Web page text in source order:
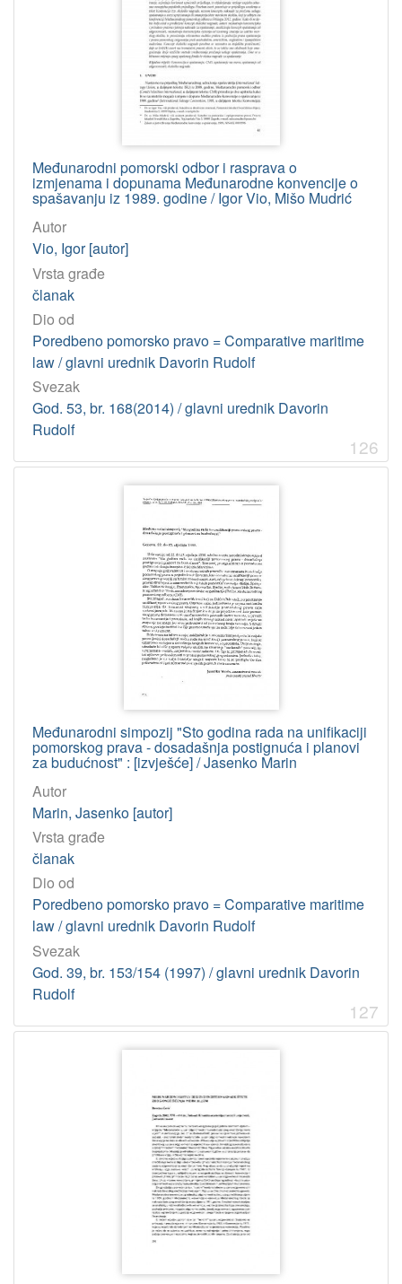
2012
2014
2008
2013
2015
Licencije
Međunarodni pomorski odbor i rasprava o
izmjenama i dopunama Međunarodne konvencije o
spašavanju iz 1989. godine / Igor Vio, Mišo Mudrić
Autor
Vio, Igor [autor]
Vrsta građe
članak
Dio od
Poredbeno pomorsko pravo = Comparative maritime
law / glavni urednik Davorin Rudolf
Svezak
God. 53, br. 168(2014) / glavni urednik Davorin
Rudolf
126
Međunarodni simpozij "Sto godina rada na unifikaciji
pomorskog prava - dosadašnja postignuća i planovi
za budućnost" : [izvješće] / Jasenko Marin
Autor
Marin, Jasenko [autor]
Vrsta građe
članak
Dio od
Poredbeno pomorsko pravo = Comparative maritime
law / glavni urednik Davorin Rudolf
Svezak
God. 39, br. 153/154 (1997) / glavni urednik Davorin
Rudolf
127